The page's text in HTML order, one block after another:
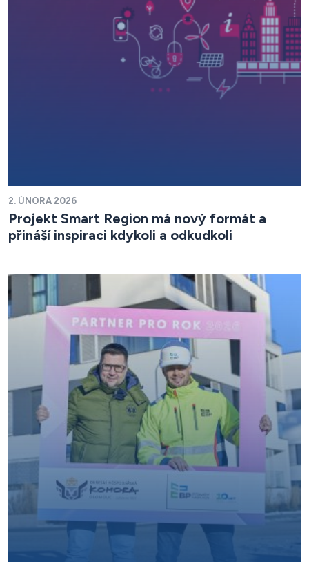
2. ÚNORA 2026
Projekt Smart Region má nový formát a
přináší inspiraci kdykoli a odkudkoli